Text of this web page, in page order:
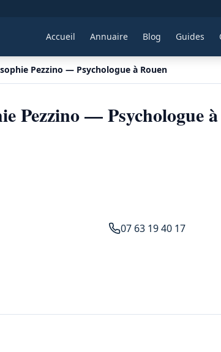
Accueil Annuaire Blog Guides
Pezzino — Psychologue à Rouen
Pezzino — Psychologue
07 63 19 40 17